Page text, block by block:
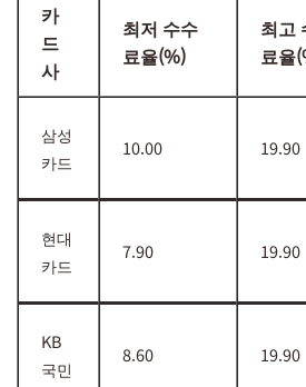
카
드
사
최저 수수
료율(%)
최고
료율
삼성
카드
10.00 19.90
현대
카드
7.90 19.90
KB
국민
8.60 19.90